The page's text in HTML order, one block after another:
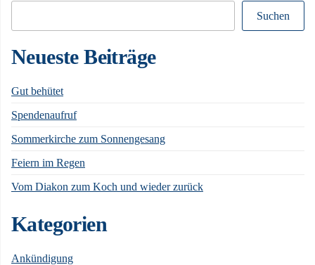
Suchen
Neueste Beiträge
Gut behütet
Spendenaufruf
Sommerkirche zum Sonnengesang
Feiern im Regen
Vom Diakon zum Koch und wieder zurück
Kategorien
Ankündigung